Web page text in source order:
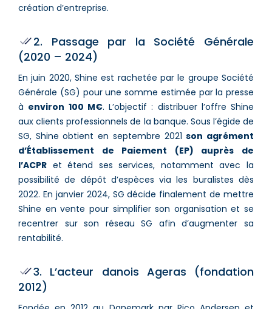
création d’entreprise.
2. Passage par la Société Générale
(2020 – 2024)
En juin 2020, Shine est rachetée par le groupe Société
Générale (SG) pour une somme estimée par la presse
à environ 100 M€. L’objectif : distribuer l’offre Shine
aux clients professionnels de la banque. Sous l’égide de
SG, Shine obtient en septembre 2021son agrément
d’Établissement de Paiement (EP) auprès de
l’ACPR et étend ses services, notamment avec la
possibilité de dépôt d’espèces via les buralistes dès
2022. En janvier 2024, SG décide finalement de mettre
Shine en vente pour simplifier son organisation et se
recentrer sur son réseau SG afin d’augmenter sa
rentabilité.
3. L’acteur danois Ageras (fondation
2012)